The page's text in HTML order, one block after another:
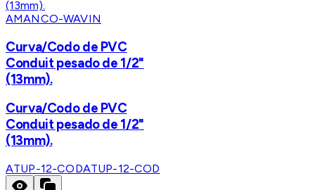
AMANCO-WAVIN
Curva/Codo de PVC
Conduit pesado de 1/2"
(13mm).
Curva/Codo de PVC
Conduit pesado de 1/2"
(13mm).
ATUP-12-CODATUP-12-COD